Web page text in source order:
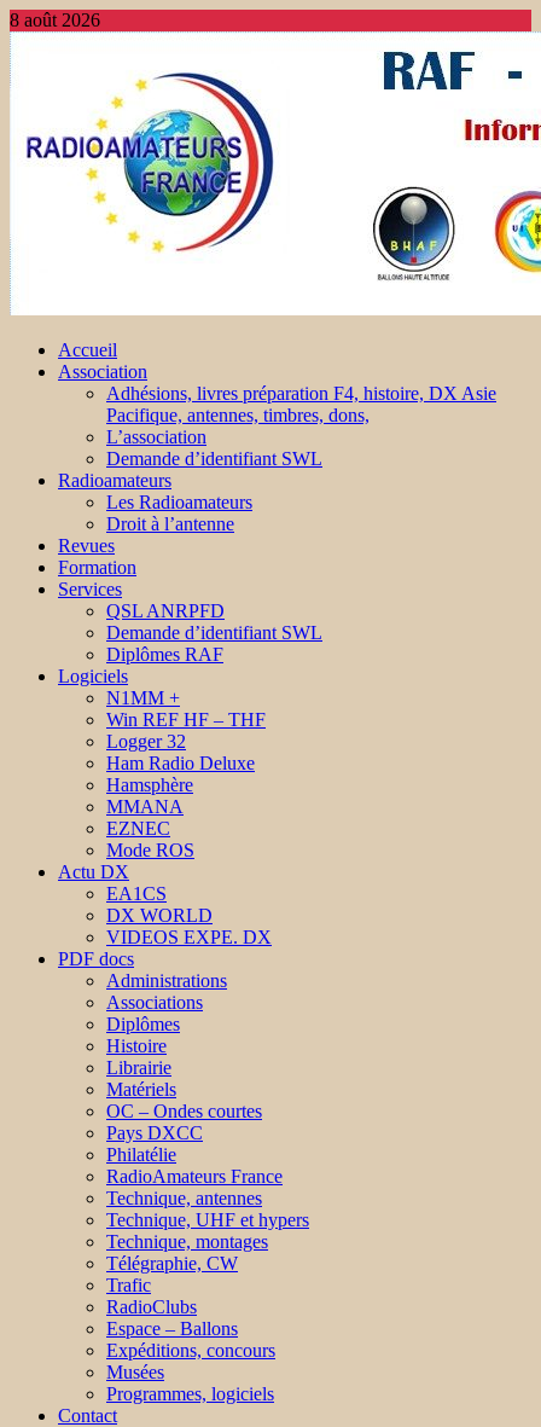
8 août 2026
Accueil
Association
Adhésions, livres préparation F4, histoire, DX Asie
Pacifique, antennes, timbres, dons,
L’association
Demande d’identifiant SWL
Radioamateurs
Les Radioamateurs
Droit à l’antenne
Revues
Formation
Services
QSL ANRPFD
Demande d’identifiant SWL
Diplômes RAF
Logiciels
N1MM +
Win REF HF – THF
Logger 32
Ham Radio Deluxe
Hamsphère
MMANA
EZNEC
Mode ROS
Actu DX
EA1CS
DX WORLD
VIDEOS EXPE. DX
PDF docs
Administrations
Associations
Diplômes
Histoire
Librairie
Matériels
OC – Ondes courtes
Pays DXCC
Philatélie
RadioAmateurs France
Technique, antennes
Technique, UHF et hypers
Technique, montages
Télégraphie, CW
Trafic
RadioClubs
Espace – Ballons
Expéditions, concours
Musées
Programmes, logiciels
Contact